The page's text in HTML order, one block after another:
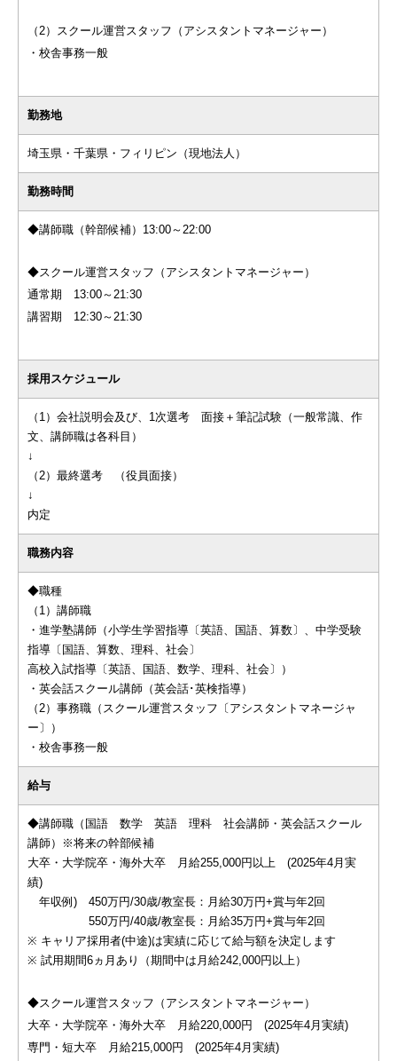
（2）スクール運営スタッフ（アシスタントマネージャー）
・校舎事務一般
勤務地
埼玉県・千葉県・フィリピン（現地法人）
勤務時間
◆講師職（幹部候補）13:00～22:00
◆スクール運営スタッフ（アシスタントマネージャー）
通常期 13:00～21:30
講習期 12:30～21:30
採用スケジュール
（1）会社説明会及び、1次選考 面接＋筆記試験（一般常識、作
文、講師職は各科目）
↓
（2）最終選考 （役員面接）
↓
内定
職務内容
◆職種
（1）講師職
・進学塾講師（小学生学習指導〔英語、国語、算数〕、中学受験
指導〔国語、算数、理科、社会〕
高校入試指導〔英語、国語、数学、理科、社会〕）
・英会話スクール講師（英会話･英検指導）
（2）事務職（スクール運営スタッフ〔アシスタントマネージャ
ー〕）
・校舎事務一般
給与
◆講師職（国語 数学 英語 理科 社会講師・英会話スクール
講師）※将来の幹部候補
大卒・大学院卒・海外大卒 月給255,000円以上 (2025年4月実
績)
年収例) 450万円/30歳/教室長：月給30万円+賞与年2回
550万円/40歳/教室長：月給35万円+賞与年2回
※ キャリア採用者(中途)は実績に応じて給与額を決定します
※ 試用期間6ヵ月あり（期間中は月給242,000円以上）
◆スクール運営スタッフ（アシスタントマネージャー）
大卒・大学院卒・海外大卒 月給220,000円 (2025年4月実績)
専門・短大卒 月給215,000円 (2025年4月実績)